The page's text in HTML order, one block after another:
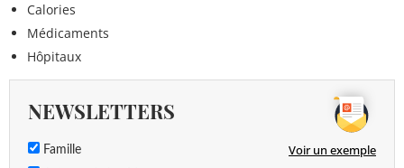
Calories
Médicaments
Hôpitaux
NEWSLETTERS
Famille Voir un exemple